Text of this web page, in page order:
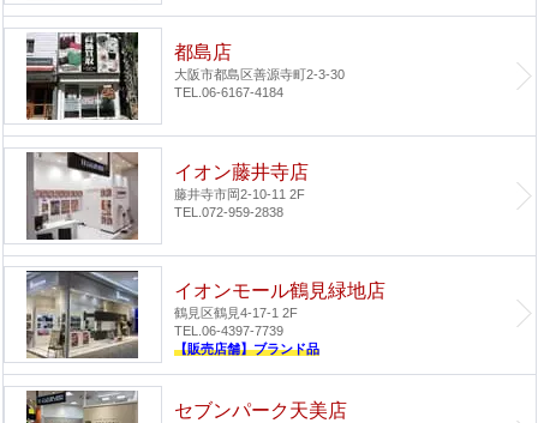
都島店
大阪市都島区善源寺町2-3-30
TEL.06-6167-4184
イオン藤井寺店
藤井寺市岡2-10-11 2F
TEL.072-959-2838
イオンモール鶴見緑地店
鶴見区鶴見4-17-1 2F
TEL.06-4397-7739
【販売店舗】ブランド品
セブンパーク天美店